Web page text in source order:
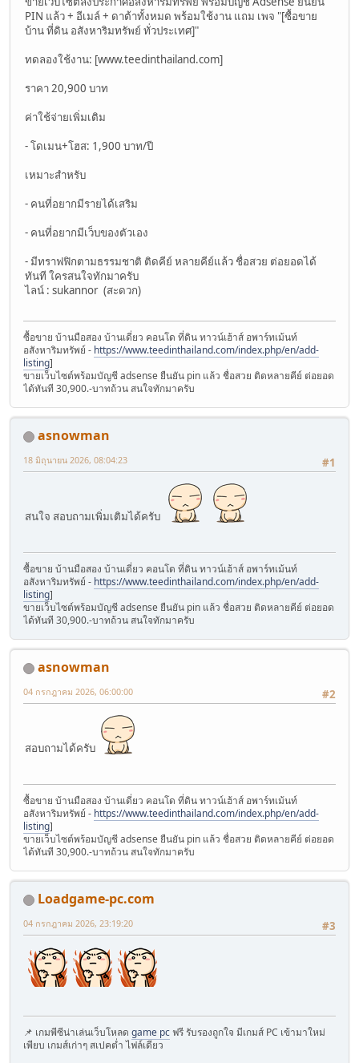
PIN แล้ว + อีเมล์ + ดาต้าทั้งหมด พร้อมใช้งาน แถม เพจ "[ซื้อขาย
บ้าน ที่ดิน อสังหาริมทรัพย์ ทั่วประเทศ]"
ทดลองใช้งาน: [www.teedinthailand.com]
ราคา 20,900 บาท
ค่าใช้จ่ายเพิ่มเติม
- โดเมน+โฮส: 1,900 บาท/ปี
เหมาะสำหรับ
- คนที่อยากมีรายได้เสริม
- คนที่อยากมีเว็บของตัวเอง
- มีทราฟฟิกตามธรรมชาติ ติดคีย์ หลายคีย์แล้ว ชื่อสวย ต่อยอดได้
ทันที ใครสนใจทักมาครับ
ไลน์ : sukannor (สะดวก)
ซื้อขาย บ้านมือสอง บ้านเดี่ยว คอนโด ที่ดิน ทาวน์เฮ้าส์ อพาร์ทเม้นท์
อสังหาริมทรัพย์ - https://www.teedinthailand.com/index.php/en/add-
listing]
ขายเว็บไซต์พร้อมบัญชี adsense ยืนยัน pin แล้ว ชื่อสวย ติดหลายคีย์ ต่อยอด
ได้ทันที 30,900.-บาทถ้วน สนใจทักมาครับ
asnowman
#1
18 มิถุนายน 2026, 08:04:23
สนใจ สอบถามเพิ่มเติมได้ครับ
ซื้อขาย บ้านมือสอง บ้านเดี่ยว คอนโด ที่ดิน ทาวน์เฮ้าส์ อพาร์ทเม้นท์
อสังหาริมทรัพย์ - https://www.teedinthailand.com/index.php/en/add-
listing]
ขายเว็บไซต์พร้อมบัญชี adsense ยืนยัน pin แล้ว ชื่อสวย ติดหลายคีย์ ต่อยอด
ได้ทันที 30,900.-บาทถ้วน สนใจทักมาครับ
asnowman
#2
04 กรกฎาคม 2026, 06:00:00
สอบถามได้ครับ
ซื้อขาย บ้านมือสอง บ้านเดี่ยว คอนโด ที่ดิน ทาวน์เฮ้าส์ อพาร์ทเม้นท์
อสังหาริมทรัพย์ - https://www.teedinthailand.com/index.php/en/add-
listing]
ขายเว็บไซต์พร้อมบัญชี adsense ยืนยัน pin แล้ว ชื่อสวย ติดหลายคีย์ ต่อยอด
ได้ทันที 30,900.-บาทถ้วน สนใจทักมาครับ
Loadgame-pc.com
#3
04 กรกฎาคม 2026, 23:19:20
📌 เกมพีซีน่าเล่นเว็บโหลด game pcฟรี รับรองถูกใจ มีเกมส์ PC เข้ามาใหม่
เพียบ เกมส์เก่าๆ สเปคต่ำ ไฟล์เดียว